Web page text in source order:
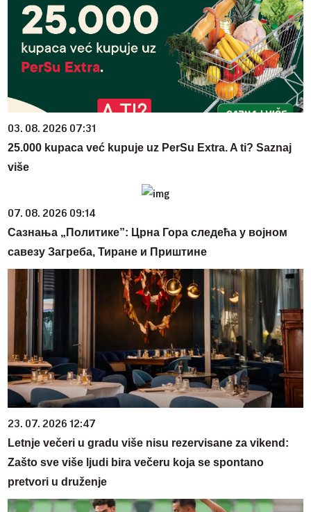
03. 08. 2026 07:31
25.000 kupaca već kupuje uz PerSu Extra. A ti? Saznaj
više
07. 08. 2026 09:14
Сазнања „Политике”: Црна Гора следећа у војном
савезу Загреба, Тиране и Приштине
23. 07. 2026 12:47
Letnje večeri u gradu više nisu rezervisane za vikend:
Zašto sve više ljudi bira večeru koja se spontano
pretvori u druženje